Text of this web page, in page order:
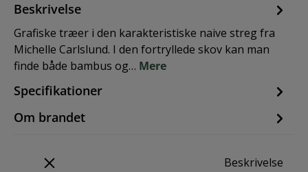
Beskrivelse
Grafiske træer i den karakteristiske naive streg fra
Michelle Carlslund. I den fortryllede skov kan man
finde både bambus og… Mere
Specifikationer
Om brandet
Beskrivelse